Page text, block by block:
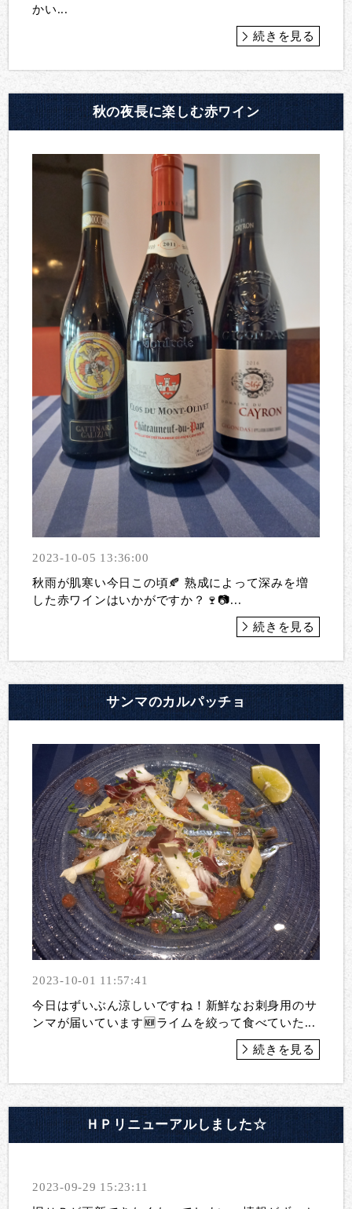
かい...
続きを見る
秋の夜長に楽しむ赤ワイン
2023-10-05 13:36:00
秋雨が肌寒い今日この頃🍂 熟成によって深みを増
した赤ワインはいかがですか？🍷📷...
続きを見る
サンマのカルパッチョ
2023-10-01 11:57:41
今日はずいぶん涼しいですね！新鮮なお刺身用のサ
ンマが届いています🆕ライムを絞って食べていた...
続きを見る
ＨＰリニューアルしました☆
2023-09-29 15:23:11